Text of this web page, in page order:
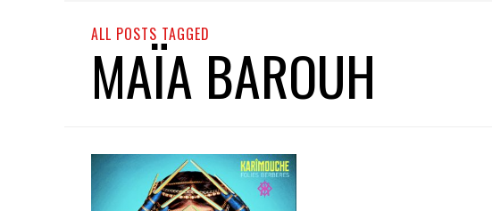
ALL POSTS TAGGED
MAÏA BAROUH